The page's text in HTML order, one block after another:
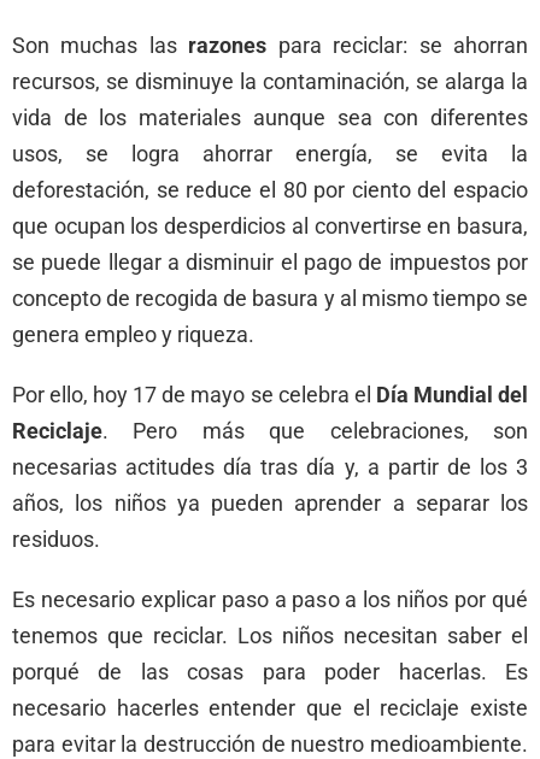
Son muchas las razones para reciclar: se ahorran
recursos, se disminuye la contaminación, se alarga la
vida de los materiales aunque sea con diferentes
usos, se logra ahorrar energía, se evita la
deforestación, se reduce el 80 por ciento del espacio
que ocupan los desperdicios al convertirse en basura,
se puede llegar a disminuir el pago de impuestos por
concepto de recogida de basura y al mismo tiempo se
genera empleo y riqueza.
Por ello, hoy 17 de mayo se celebra el Día Mundial del
Reciclaje. Pero más que celebraciones, son
necesarias actitudes día tras día y, a partir de los 3
años, los niños ya pueden aprender a separar los
residuos.
Es necesario explicar paso a paso a los niños por qué
tenemos que reciclar. Los niños necesitan saber el
porqué de las cosas para poder hacerlas. Es
necesario hacerles entender que el reciclaje existe
para evitar la destrucción de nuestro medioambiente.